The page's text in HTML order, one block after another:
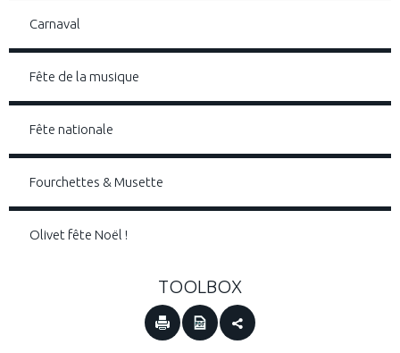
Carnaval
Fête de la musique
Fête nationale
Fourchettes & Musette
Olivet fête Noël !
TOOLBOX